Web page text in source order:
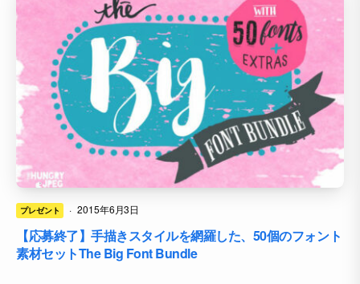
プレゼント · 2015年6月3日
【応募終了】手描きスタイルを網羅した、50個のフォント
素材セットThe Big Font Bundle